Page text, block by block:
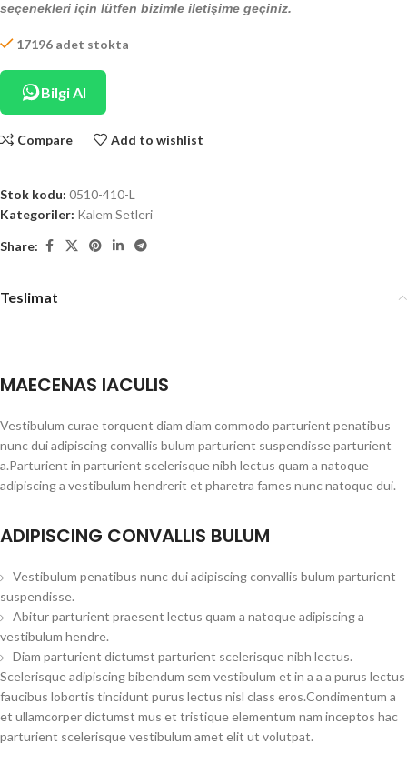
seçenekleri için lütfen bizimle iletişime geçiniz.
17196 adet stokta
Bilgi Al
Compare Add to wishlist
Stok kodu: 0510-410-L
Kategoriler: Kalem Setleri
Share:
Teslimat
MAECENAS IACULIS
Vestibulum curae torquent diam diam commodo parturient penatibus
nunc dui adipiscing convallis bulum parturient suspendisse parturient
a.Parturient in parturient scelerisque nibh lectus quam a natoque
adipiscing a vestibulum hendrerit et pharetra fames nunc natoque dui.
ADIPISCING CONVALLIS BULUM
Vestibulum penatibus nunc dui adipiscing convallis bulum parturient
suspendisse.
Abitur parturient praesent lectus quam a natoque adipiscing a
vestibulum hendre.
Diam parturient dictumst parturient scelerisque nibh lectus.
Scelerisque adipiscing bibendum sem vestibulum et in a a a purus lectus
faucibus lobortis tincidunt purus lectus nisl class eros.Condimentum a
et ullamcorper dictumst mus et tristique elementum nam inceptos hac
parturient scelerisque vestibulum amet elit ut volutpat.